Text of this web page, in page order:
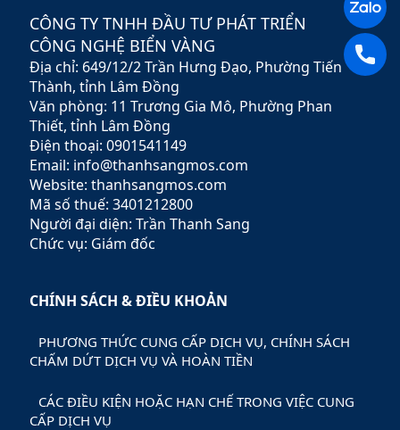
chính vững chắc,
Rubypeace không chỉ cung
cấp các sản phẩm đa dạng
mà còn mang đến các dịch
vụ tư vấn chuyên nghiệp,
giúp khách hàng tối ưu hóa
lợi nhuận và giảm thiểu rủi
ro.
CÔNG TY TNHH ĐẦU TƯ PHÁT TRIỂN
CÔNG NGHỆ BIỂN VÀNG
Địa chỉ: 649/12/2 Trần Hưng Đạo, Phường Tiến
Thành, tỉnh Lâm Đồng
Văn phòng: 11 Trương Gia Mô, Phường Phan
Thiết, tỉnh Lâm Đồng
Điện thoại: 0901541149
Email: info@thanhsangmos.com
Website: thanhsangmos.com
Mã số thuế: 3401212800
Người đại diện: Trần Thanh Sang
Chức vụ: Giám đốc
CHÍNH SÁCH & ĐIỀU KHOẢN
PHƯƠNG THỨC CUNG CẤP DỊCH VỤ, CHÍNH SÁCH
CHẤM DỨT DỊCH VỤ VÀ HOÀN TIỀN
CÁC ĐIỀU KIỆN HOẶC HẠN CHẾ TRONG VIỆC CUNG
CẤP DỊCH VỤ